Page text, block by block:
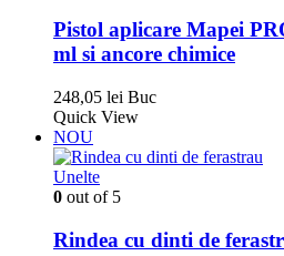
fi
alese
în
Pistol aplicare Mapei
ml si ancore chimice
248,05 lei Buc
Quick View
NOU
Unelte
0 out of 5
Rindea cu dinti de